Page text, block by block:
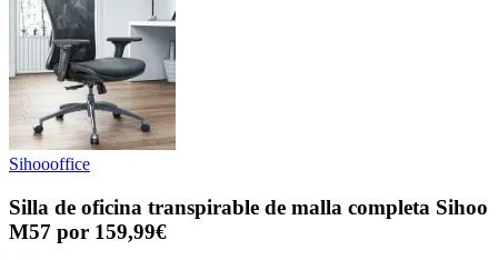
Sihoooffice
Silla de oficina transpirable de malla completa Sihoo
M57 por 159,99€